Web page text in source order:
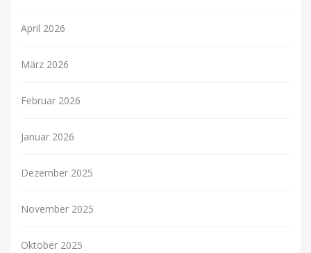
April 2026
März 2026
Februar 2026
Januar 2026
Dezember 2025
November 2025
Oktober 2025